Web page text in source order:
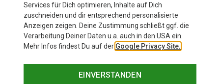
Services für Dich optimieren, Inhalte auf Dich
zuschneiden und dir entsprechend personalisierte
Anzeigen zeigen. Deine Zustimmung schließt ggf. die
Verarbeitung Deiner Daten u.a. auch in den USA ein.
Mehr Infos findest Du auf der Google Privacy Site.
EINVERSTANDEN